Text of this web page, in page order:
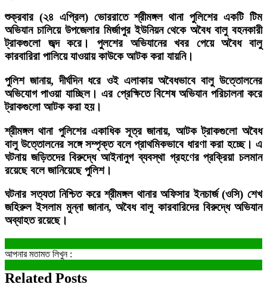
শুক্রবার (২৪ এপ্রিল) ভোররাতে শ্রীমঙ্গল থানা পুলিশের একটি টিম
অভিযান চালিয়ে উপজেলার মির্জাপুর ইউনিয়ন থেকে অবৈধ বালু বহনকারী
ট্রাকগুলো জব্দ করে। পুলশের অভিযানের খবর পেয়ে অবৈধ বালু
কারবারিরা পালিয়ে যাওয়ায় কাউকে আটক করা যায়নি।
পুলিশ জানায়, দীর্ঘদিন ধরে ওই এলাকায় অবৈধভাবে বালু উত্তোলনের
অভিযোগ পাওয়া যাচ্ছিল। এর প্রেক্ষিতে বিশেষ অভিযান পরিচালনা করে
ট্রাকগুলো আটক করা হয়।
শ্রীমঙ্গল থানা পুলিশের একাধিক সূত্র জানায়, আটক ট্রাকগুলো অবৈধ
বালু উত্তোলনের সঙ্গে সম্পৃক্ত বলে প্রাথমিকভাবে ধারণা করা হচ্ছে। এ
ঘটনায় জড়িতদের বিরুদ্ধে আইনানুগ ব্যবস্থা গ্রহণের প্রক্রিয়া চলমান
রয়েছে বলে জানিয়েছে পুলিশ।
ঘটনার সত্যতা নিশ্চিত করে শ্রীমঙ্গল থানার অফিসার ইনচার্জ (ওসি) শেখ
জহিরুল ইসলাম মুন্না জানান, অবৈধ বালু কারবারিদের বিরুদ্ধে অভিযান
অব্যাহত রয়েছে।
আপনার মতামত লিখুন :
Related Posts